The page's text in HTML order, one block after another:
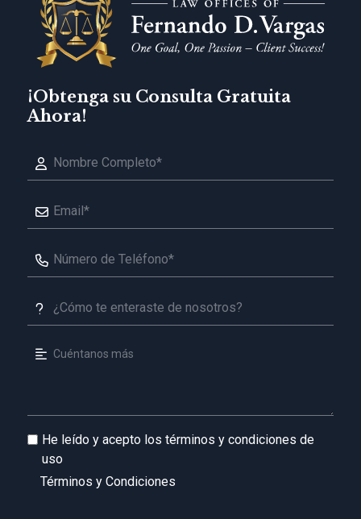
¡Obtenga su Consulta Gratuita
Ahora!
He leído y acepto los términos y condiciones de
uso
Términos y Condiciones